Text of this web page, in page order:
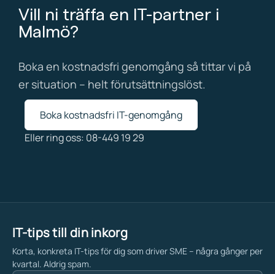
Vill ni träffa en IT-partner i
Malmö?
Boka en kostnadsfri genomgång så tittar vi på
er situation – helt förutsättningslöst.
Boka kostnadsfri IT-genomgång
Eller ring oss: 08-449 19 29
IT-tips till din inkorg
Korta, konkreta IT-tips för dig som driver SME – några gånger per
kvartal. Aldrig spam.